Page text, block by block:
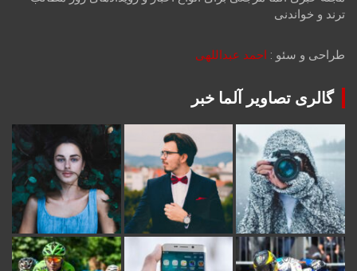
ترند و خواندنی
طراحی و سئو : احمد عبداللهی
گالری تصاویر آلما خبر